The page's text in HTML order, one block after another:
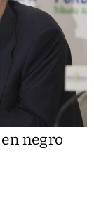
negro